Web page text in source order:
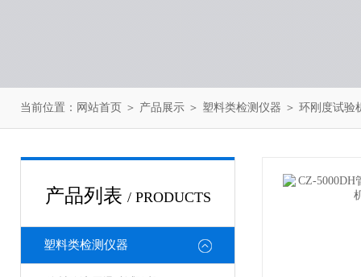
当前位置： 网站首页 ＞ 产品展示 ＞ 塑料类检测仪器 ＞ 环刚度试验
产品列表 / PRODUCTS
塑料类检测仪器